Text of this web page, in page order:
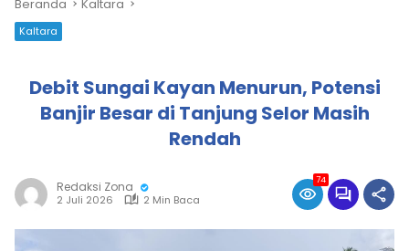
Beranda Kaltara
Kaltara
Debit Sungai Kayan Menurun, Potensi
Banjir Besar di Tanjung Selor Masih
Rendah
Redaksi Zona
2 Juli 2026 2 Min Baca
74